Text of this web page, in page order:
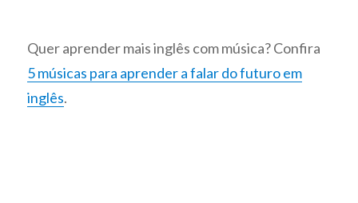
Quer aprender mais inglês com música? Confira
5 músicas para aprender a falar do futuro em
inglês.